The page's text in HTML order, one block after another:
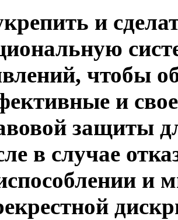
и
чтобы
и
защиты
в случае
и